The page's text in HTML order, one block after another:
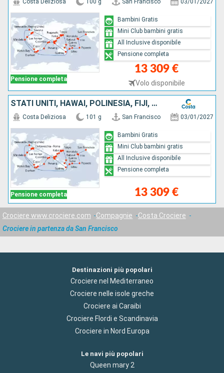
Pensione completa
Costa Deliziosa 100 g San Francisco 03/01/2027
13 309 €
Volo disponibile
Bambini Gratis
Mini Club bambini gratis
All Inclusive disponibile
Pensione completa
STATI UNITI, HAWAI, POLINESIA, FIJI, AUSTRALIA, GIAPPONE, SUD KOREA, TAIWAN, CINA, VIETNAM, SINGAPORE, MALESIA, SRI LANKA, SUD AFRICA, ITALIA
Pensione completa
Costa Deliziosa 101 g San Francisco 03/01/2027
13 309 €
Bambini Gratis
Mini Club bambini gratis
All Inclusive disponibile
Pensione completa
Crociere www.crociere.com Compagnie
Costa Crociere
Crociere in partenza da San Francisco
Destinazioni più popolari
Crociere nel Mediterraneo
Crociere nelle isole greche
Crociere ai Caraibi
Crociere Flordi e Scandinavia
Crociere in Nord Europa
Le navi più popolari
Queen mary 2